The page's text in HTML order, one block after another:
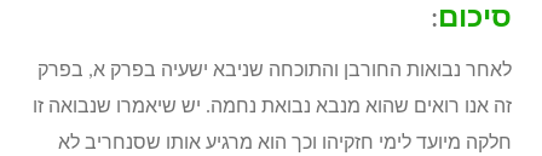
סיכום:
לאחר נבואות החורבן והתוכחה שניבא ישעיה בפרק א, בפרק
זה אנו רואים שהוא מנבא נבואת נחמה. יש שיאמרו שנבואה זו
חלקה מיועד לימי חזקיהו וכך הוא מרגיע אותו שסנחריב לא